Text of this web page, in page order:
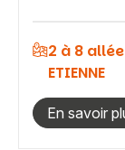
2 à 8
ETIENNE
En savoir